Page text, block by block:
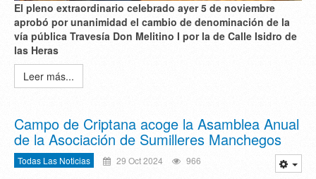
El pleno extraordinario celebrado ayer 5 de noviembre
aprobó por unanimidad el cambio de denominación de la
vía pública Travesía Don Melitino I por la de Calle Isidro de
las Heras
Leer más...
Campo de Criptana acoge la Asamblea Anual
de la Asociación de Sumilleres Manchegos
Todas Las Noticias 29 Oct 2024 966